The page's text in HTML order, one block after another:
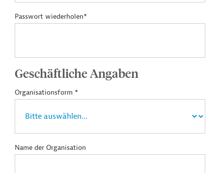
Passwort wiederholen*
Geschäftliche Angaben
Organisationsform *
Name der Organisation